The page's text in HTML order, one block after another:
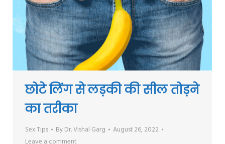
छोटे लिंग से लड़की की सील तोड़ने
का तरीका
Sex Tips By Dr. Vishal Garg
August 26, 2022
Leave a comment